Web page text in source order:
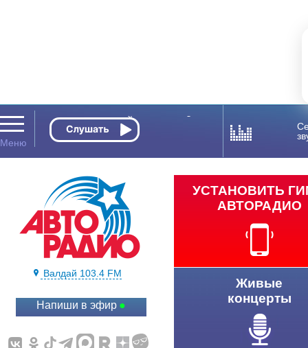
Валдай 103.4 FM
Напиши в эфир
УСТАНОВИТЬ
АВТОРАДИО
Живые
концерты